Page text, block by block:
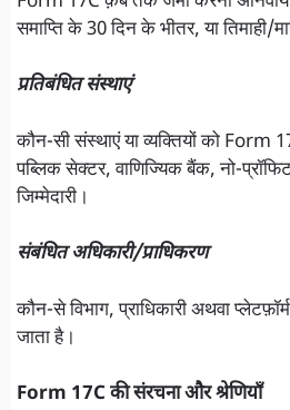
समाप्ति के 30 दिन के भीतर, या तिमाही/
प्रतिबंधित संस्थाएं
कौन-सी संस्थाएं या व्यक्तियों को Form
पब्लिक सेक्टर, वाणिज्यिक बैंक, नो-
जिम्मेदारी।
संबंधित अधिकारी/प्राधिकरण
कौन-से विभाग, प्राधिकारी अथवा
जाता है।
Form 17C की संरचना और श्रेणियाँ